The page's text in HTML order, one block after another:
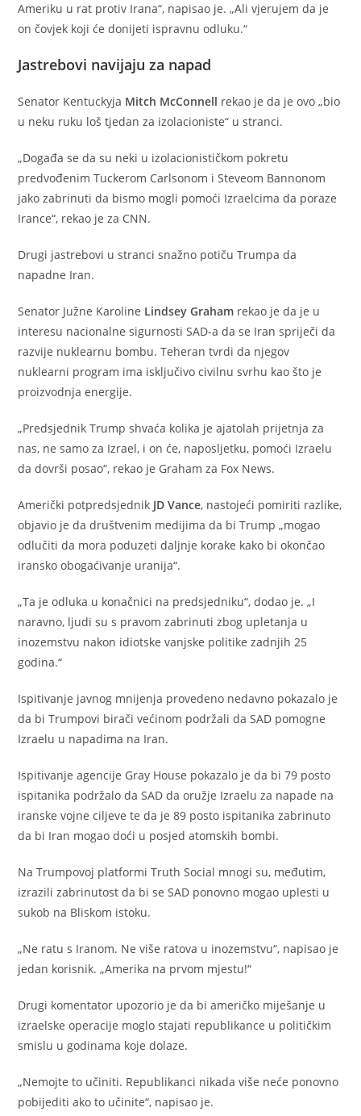
Ameriku u rat protiv Irana“, napisao je. „Ali vjerujem da je
on čovjek koji će donijeti ispravnu odluku.“
Jastrebovi navijaju za napad
Senator Kentuckyja Mitch McConnell rekao je da je ovo „bio
u neku ruku loš tjedan za izolacioniste“ u stranci.
„Događa se da su neki u izolacionističkom pokretu
predvođenim Tuckerom Carlsonom i Steveom Bannonom
jako zabrinuti da bismo mogli pomoći Izraelcima da poraze
Irance“, rekao je za CNN.
Drugi jastrebovi u stranci snažno potiču Trumpa da
napadne Iran.
Senator Južne Karoline Lindsey Graham rekao je da je u
interesu nacionalne sigurnosti SAD-a da se Iran spriječi da
razvije nuklearnu bombu. Teheran tvrdi da njegov
nuklearni program ima isključivo civilnu svrhu kao što je
proizvodnja energije.
„Predsjednik Trump shvaća kolika je ajatolah prijetnja za
nas, ne samo za Izrael, i on će, naposljetku, pomoći Izraelu
da dovrši posao“, rekao je Graham za Fox News.
Američki potpredsjednik JD Vance, nastojeći pomiriti razlike,
objavio je da društvenim medijima da bi Trump „mogao
odlučiti da mora poduzeti daljnje korake kako bi okončao
iransko obogaćivanje uranija“.
„Ta je odluka u konačnici na predsjedniku“, dodao je. „I
naravno, ljudi su s pravom zabrinuti zbog upletanja u
inozemstvu nakon idiotske vanjske politike zadnjih 25
godina.“
Ispitivanje javnog mnijenja provedeno nedavno pokazalo je
da bi Trumpovi birači većinom podržali da SAD pomogne
Izraelu u napadima na Iran.
Ispitivanje agencije Gray House pokazalo je da bi 79 posto
ispitanika podržalo da SAD da oružje Izraelu za napade na
iranske vojne ciljeve te da je 89 posto ispitanika zabrinuto
da bi Iran mogao doći u posjed atomskih bombi.
Na Trumpovoj platformi Truth Social mnogi su, međutim,
izrazili zabrinutost da bi se SAD ponovno mogao uplesti u
sukob na Bliskom istoku.
„Ne ratu s Iranom. Ne više ratova u inozemstvu“, napisao je
jedan korisnik. „Amerika na prvom mjestu!“
Drugi komentator upozorio je da bi američko miješanje u
izraelske operacije moglo stajati republikance u političkim
smislu u godinama koje dolaze.
„Nemojte to učiniti. Republikanci nikada više neće ponovno
pobijediti ako to učinite“, napisao je.